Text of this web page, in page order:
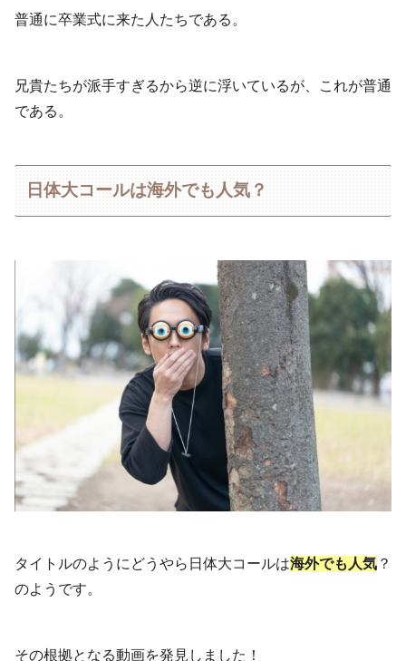
普通に卒業式に来た人たちである。
兄貴たちが派手すぎるから逆に浮いているが、これが普通
である。
日体大コールは海外でも人気？
タイトルのようにどうやら日体大コールは海外でも人気 ？
のようです。
その根拠となる動画を発見しました！